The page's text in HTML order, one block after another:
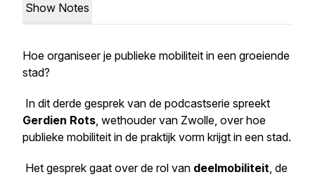
Show Notes
Hoe organiseer je publieke mobiliteit in een groeiende
stad?
In dit derde gesprek van de podcastserie spreekt
Gerdien Rots, wethouder van Zwolle, over hoe
publieke mobiliteit in de praktijk vorm krijgt in een stad.
Het gesprek gaat over de rol van deelmobiliteit, de